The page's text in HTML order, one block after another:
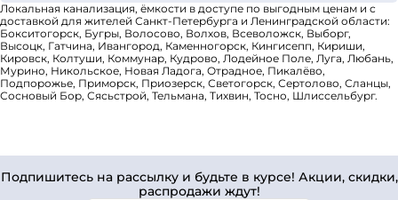
Локальная канализация, ёмкости в доступе по выгодным ценам и с
доставкой для жителей Санкт-Петербурга и Ленинградской области:
Бокситогорск, Бугры, Волосово, Волхов, Всеволожск, Выборг,
Высоцк, Гатчина, Ивангород, Каменногорск, Кингисепп, Кириши,
Кировск, Колтуши, Коммунар, Кудрово, Лодейное Поле, Луга, Любань,
Мурино, Никольское, Новая Ладога, Отрадное, Пикалёво,
Подпорожье, Приморск, Приозерск, Светогорск, Сертолово, Сланцы,
Сосновый Бор, Сясьстрой, Тельмана, Тихвин, Тосно, Шлиссельбург.
Подпишитесь на рассылку и будьте в курсе! Акции, скидки,
распродажи ждут!